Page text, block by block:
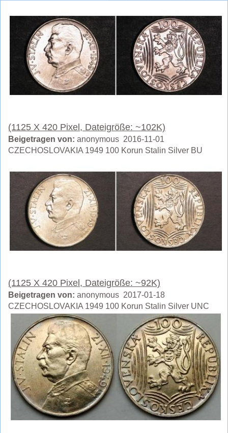
(1125 X 420 Pixel, Dateigröße: ~102K)
Beigetragen von: anonymous 2016-11-01
CZECHOSLOVAKIA 1949 100 Korun Stalin Silver BU
(1125 X 420 Pixel, Dateigröße: ~92K)
Beigetragen von: anonymous 2017-01-18
CZECHOSLOVAKIA 1949 100 Korun Stalin Silver UNC